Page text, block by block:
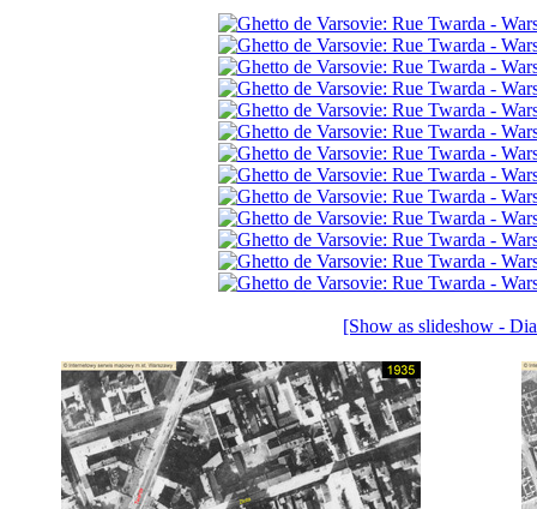
[Show as slideshow -